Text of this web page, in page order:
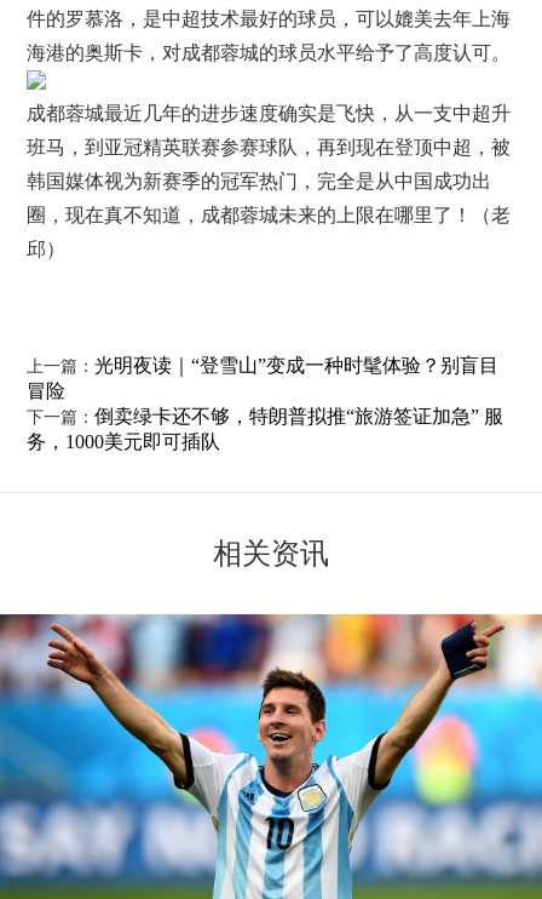
件的罗慕洛，是中超技术最好的球员，可以媲美去年上海
海港的奥斯卡，对成都蓉城的球员水平给予了高度认可。
成都蓉城最近几年的进步速度确实是飞快，从一支中超升
班马，到亚冠精英联赛参赛球队，再到现在登顶中超，被
韩国媒体视为新赛季的冠军热门，完全是从中国成功出
圈，现在真不知道，成都蓉城未来的上限在哪里了！（老
邱）
上一篇：光明夜读｜“登雪山”变成一种时髦体验？别盲目
冒险
下一篇：倒卖绿卡还不够，特朗普拟推“旅游签证加急” 服
务，1000美元即可插队
相关资讯